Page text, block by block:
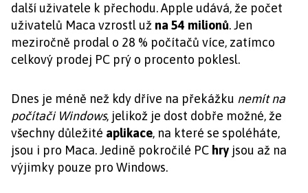
další uživatele k přechodu. Apple udává, že počet
uživatelů Maca vzrostl už na 54 milionů. Jen
meziročně prodal o 28 % počítačů více, zatímco
celkový prodej PC prý o procento poklesl.
Dnes je méně než kdy dříve na překážku nemít na
počítači Windows, jelikož je dost dobře možné, že
všechny důležité aplikace, na které se spoléháte,
jsou i pro Maca. Jedině pokročilé PC hry jsou až na
výjimky pouze pro Windows.